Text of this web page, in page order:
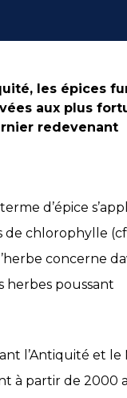
les épices
aux plus
redevenant
d’épice
de chlorophylle
concerne
herbes poussant
l’Antiquité et le
à partir de 2000